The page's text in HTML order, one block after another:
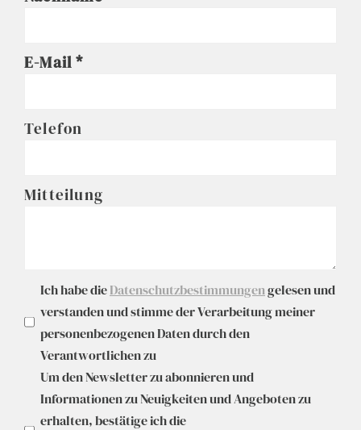
E-Mail
Telefon
Mitteilung
Ich habe dieDatenschutzbestimmungengelesen und
verstanden und stimme der Verarbeitung meiner
personenbezogenen Daten durch den
Verantwortlichen zu
Um den Newsletter zu abonnieren und
Informationen zu Neuigkeiten und Angeboten zu
erhalten, bestätige ich die